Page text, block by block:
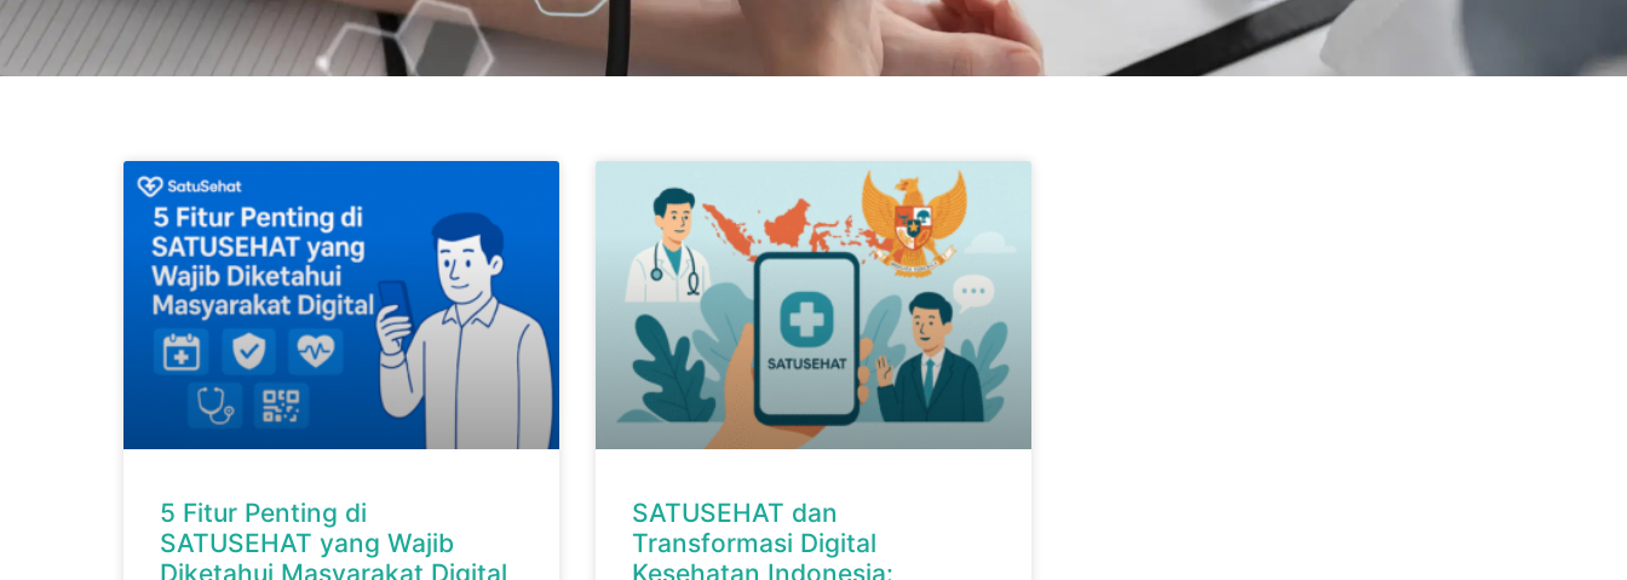
5 Fitur Penting di
SATUSEHAT yang Wajib
Diketahui Masyarakat Digital
SATUSEHAT dan
Transformasi Digital
Kesehatan Indonesia: